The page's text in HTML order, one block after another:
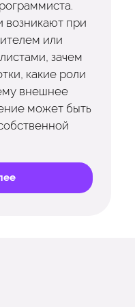
возникают при
или
зачем
какие роли
внешнее
может быть